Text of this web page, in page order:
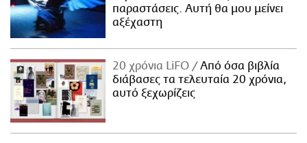
παραστάσεις. Αυτή θα μου μείνει
αξέχαστη
20 χρόνια LiFO
Από όσα βιβλία
διάβασες τα τελευταία 20 χρόνια,
αυτό ξεχωρίζεις